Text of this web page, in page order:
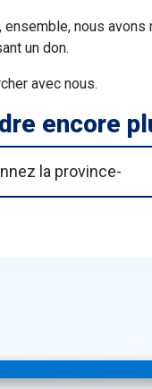
ensemble, nous
un don.
avec nous.
encore